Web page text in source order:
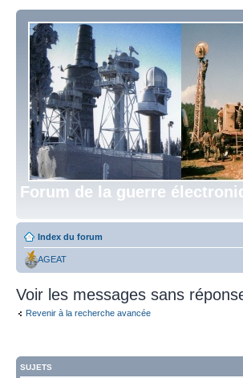
Forum de la guerre
Index du forum
AGEAT
Voir les messages sans
Revenir à la recherche avancée
SUJETS